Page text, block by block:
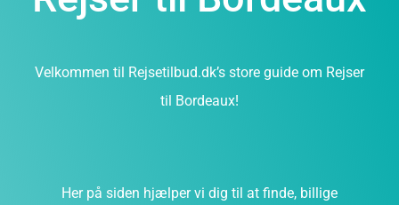
Velkommen til Rejsetilbud.dk’s store guide om Rejser
til Bordeaux!
Her på siden hjælper vi dig til at finde, billige